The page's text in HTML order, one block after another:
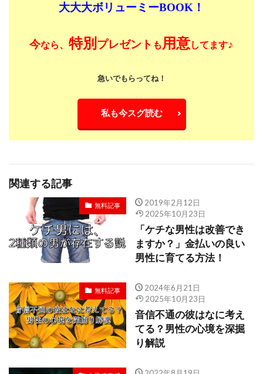
大大大ボリューミーBOOK！
今なら、 特別 プレゼント も 用意してます♪
急いでもらってね！
私も今スグ読む
関連する記事
無料記事
2019年2月12日
2025年10月23日
「ケチな男性は改善でき
ますか？」金払いの良い
男性に育てる方法！
無料記事
2024年6月21日
2025年10月23日
音信不通の彼はなに考え
てる？男性の心境を深掘
り解説